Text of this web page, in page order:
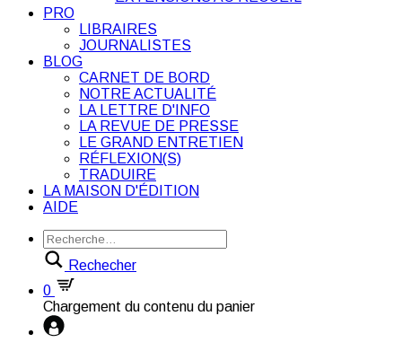
PRO
LIBRAIRES
JOURNALISTES
BLOG
CARNET DE BORD
NOTRE ACTUALITÉ
LA LETTRE D'INFO
LA REVUE DE PRESSE
LE GRAND ENTRETIEN
RÉFLEXION(S)
TRADUIRE
LA MAISON D'ÉDITION
AIDE
Rechecher
0
Chargement du contenu du panier